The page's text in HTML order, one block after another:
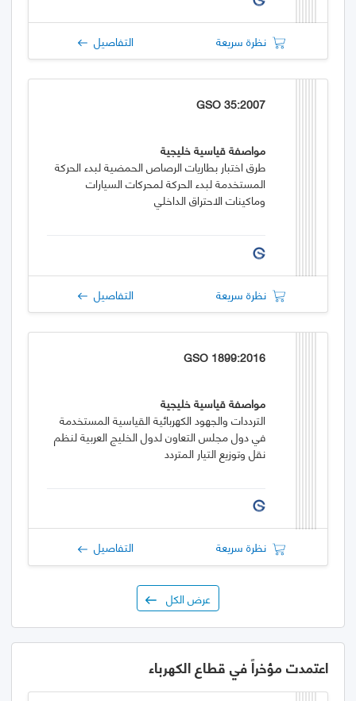
نظرة سريعة التفاصيل
GSO 35:2007
مواصفة قياسية خليجية
طرق اختبار بطاريات الرصاص الحمضية لبدء الحركة
المستخدمة لبدء الحركة لمحركات السيارات
وماكينات الاحتراق الداخلي
نظرة سريعة التفاصيل
GSO 1899:2016
مواصفة قياسية خليجية
الترددات والجهود الكهربائية القياسية المستخدمة
في دول مجلس التعاون لدول الخليج العربية لنظم
نقل وتوزيع التيار المتردد
نظرة سريعة التفاصيل
عرض الكل
اعتمدت مؤخراً في قطاع الكهرباء